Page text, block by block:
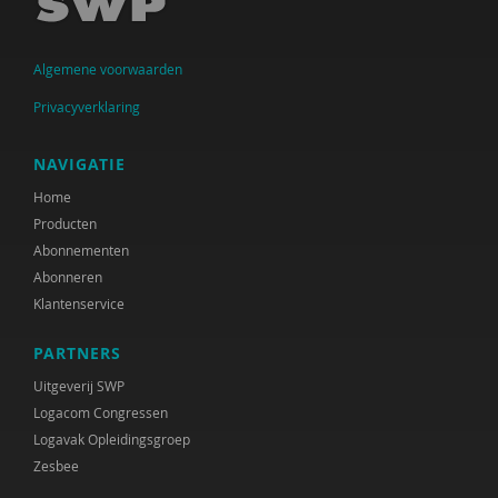
Algemene voorwaarden
Privacyverklaring
NAVIGATIE
Home
Producten
Abonnementen
Abonneren
Klantenservice
PARTNERS
Uitgeverij SWP
Logacom Congressen
Logavak Opleidingsgroep
Zesbee